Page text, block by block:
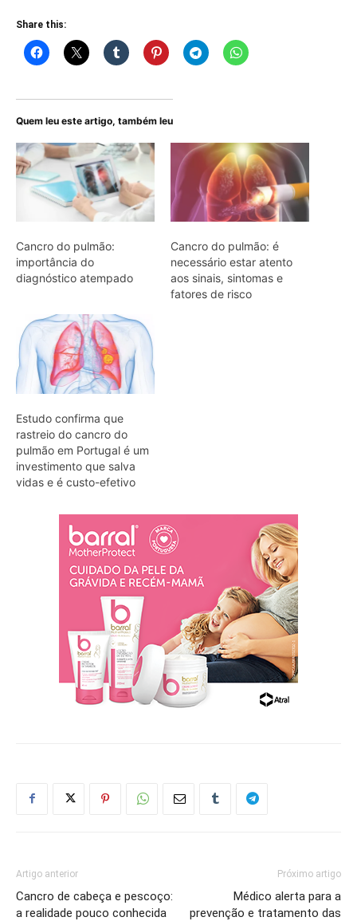
Share this:
Quem leu este artigo, também leu
Cancro do pulmão:
importância do
diagnóstico atempado
Cancro do pulmão: é
necessário estar atento
aos sinais, sintomas e
fatores de risco
Estudo confirma que
rastreio do cancro do
pulmão em Portugal é um
investimento que salva
vidas e é custo-efetivo
Artigo anterior
Cancro de cabeça e pescoço:
a realidade pouco conhecida
Próximo artigo
Médico alerta para a
prevenção e tratamento das